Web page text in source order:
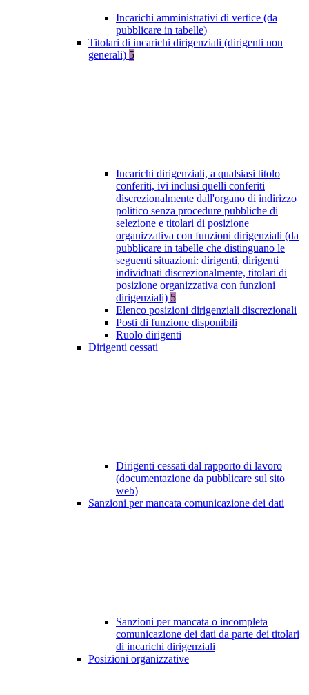
Incarichi amministrativi di vertice (da
pubblicare in tabelle)
Titolari di incarichi dirigenziali (dirigenti non
generali) 5
Incarichi dirigenziali, a qualsiasi titolo
conferiti, ivi inclusi quelli conferiti
discrezionalmente dall'organo di indirizzo
politico senza procedure pubbliche di
selezione e titolari di posizione
organizzativa con funzioni dirigenziali (da
pubblicare in tabelle che distinguano le
seguenti situazioni: dirigenti, dirigenti
individuati discrezionalmente, titolari di
posizione organizzativa con funzioni
dirigenziali) 5
Elenco posizioni dirigenziali discrezionali
Posti di funzione disponibili
Ruolo dirigenti
Dirigenti cessati
Dirigenti cessati dal rapporto di lavoro
(documentazione da pubblicare sul sito
web)
Sanzioni per mancata comunicazione dei dati
Sanzioni per mancata o incompleta
comunicazione dei dati da parte dei titolari
di incarichi dirigenziali
Posizioni organizzative